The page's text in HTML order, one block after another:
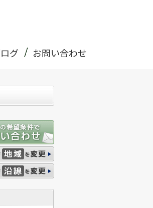
グ お問い合わせ